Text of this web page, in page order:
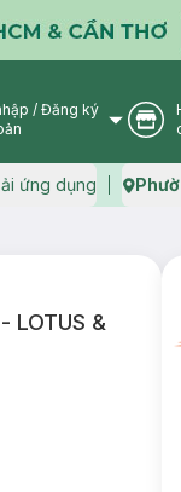
User Icon
/ Đăng ký
ứng dụng
LOTUS &